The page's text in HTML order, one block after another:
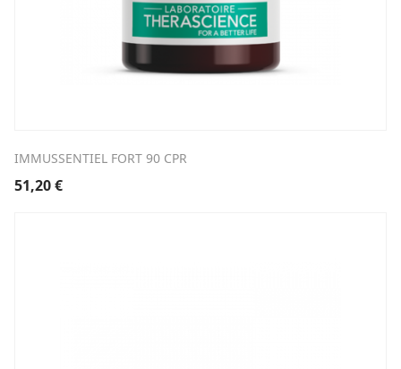
IMMUSSENTIEL FORT 90 CPR
51,20€